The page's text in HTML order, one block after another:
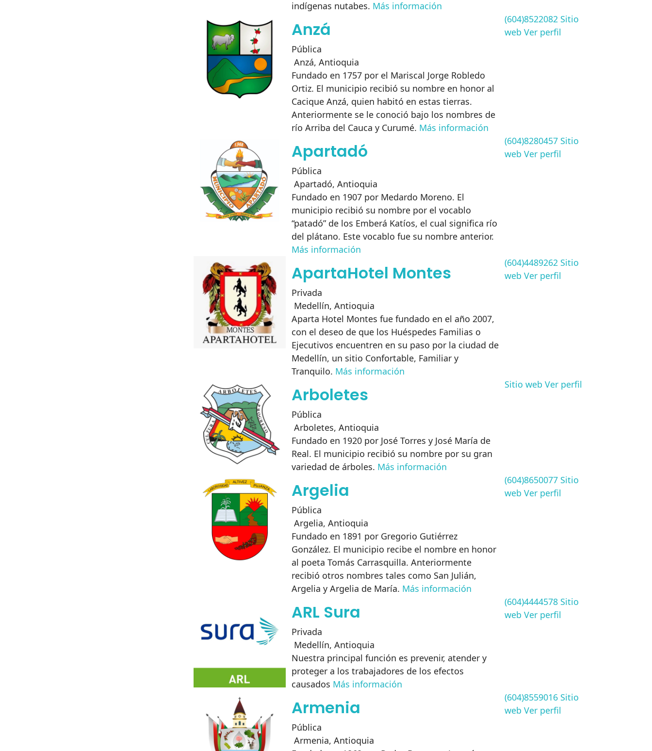
indígenas nutabes. Más información
Anzá
Pública
Anzá, Antioquia
Fundado en 1757 por el Mariscal Jorge Robledo
Ortiz. El municipio recibió su nombre en honor al
Cacique Anzá, quien habitó en estas tierras.
Anteriormente se le conoció bajo los nombres de
río Arriba del Cauca y Curumé. Más información
(604)8522082 Sitio
web Ver perfil
Apartadó
Pública
Apartadó, Antioquia
Fundado en 1907 por Medardo Moreno. El
municipio recibió su nombre por el vocablo
“patadó” de los Emberá Katíos, el cual significa río
del plátano. Este vocablo fue su nombre anterior.
Más información
(604)8280457 Sitio
web Ver perfil
ApartaHotel Montes
Privada
Medellín, Antioquia
Aparta Hotel Montes fue fundado en el año 2007,
con el deseo de que los Huéspedes Familias o
Ejecutivos encuentren en su paso por la ciudad de
Medellín, un sitio Confortable, Familiar y
Tranquilo. Más información
(604)4489262 Sitio
web Ver perfil
Arboletes
Pública
Arboletes, Antioquia
Fundado en 1920 por José Torres y José María de
Real. El municipio recibió su nombre por su gran
variedad de árboles. Más información
Sitio web Ver perfil
Argelia
Pública
Argelia, Antioquia
Fundado en 1891 por Gregorio Gutiérrez
González. El municipio recibe el nombre en honor
al poeta Tomás Carrasquilla. Anteriormente
recibió otros nombres tales como San Julián,
Argelia y Argelia de María. Más información
(604)8650077 Sitio
web Ver perfil
ARL Sura
Privada
Medellín, Antioquia
Nuestra principal función es prevenir, atender y
proteger a los trabajadores de los efectos
causados Más información
(604)4444578 Sitio
web Ver perfil
Armenia
Pública
Armenia, Antioquia
(604)8559016 Sitio
web Ver perfil